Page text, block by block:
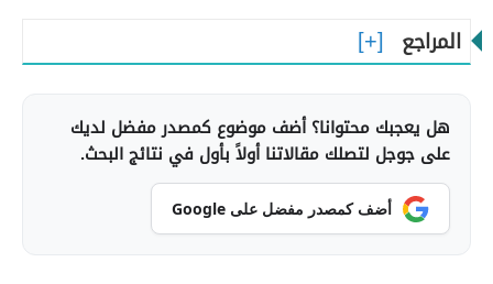
المراجع
هل يعجبك محتوانا؟ أضف موضوع كمصدر مفضل لديك
على جوجل لتصلك مقالاتنا أولاً بأول في نتائج البحث.
أضف كمصدر مفضل على Google